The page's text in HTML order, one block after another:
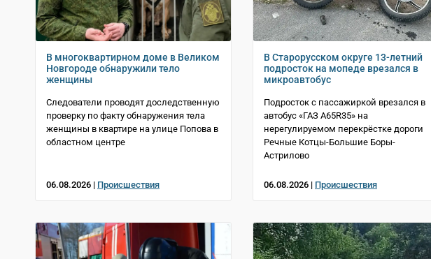
В многоквартирном доме в Великом
Новгороде обнаружили тело
женщины
Следователи проводят доследственную
проверку по факту обнаружения тела
женщины в квартире на улице Попова в
областном центре
06.08.2026 | Происшествия
В Старорусском округе 13-летний
подросток на мопеде врезался в
микроавтобус
Подросток с пассажиркой врезался в
автобус «ГАЗ A65R35» на
нерегулируемом перекрёстке дороги
Речные Котцы-Большие Боры-
Астрилово
06.08.2026 | Происшествия